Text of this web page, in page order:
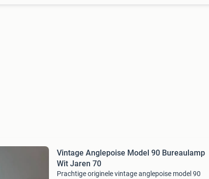
Vintage Anglepoise Model 90 Bureaulamp
Wit Jaren 70
Prachtige originele vintage anglepoise model 90